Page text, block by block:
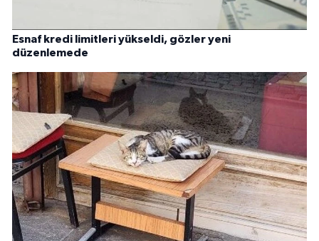
Esnaf kredi limitleri yükseldi, gözler yeni
düzenlemede